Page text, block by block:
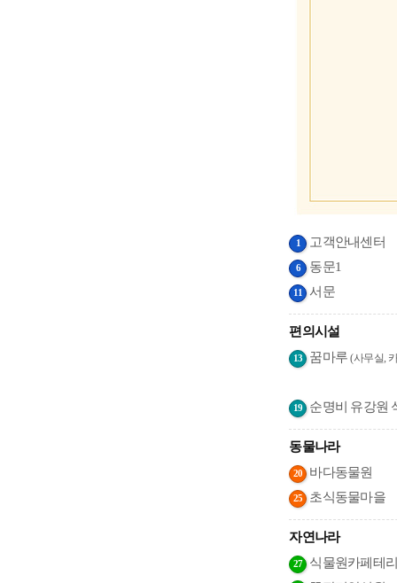
1 고객안내센터
6 동문1
11 서문
편의시설
13 꿈마루(사무실,
19 순명비 유강원
동물나라
20 바다동물원
25 초식동물마을
자연나라
27 식물원카페테